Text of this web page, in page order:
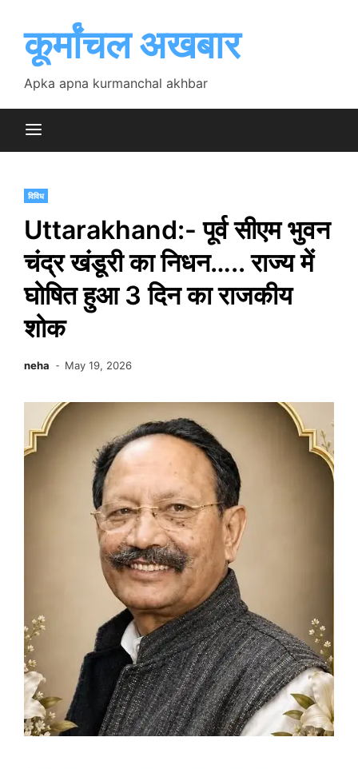
contentकूर्मांचल अखबार
Apka apna kurmanchal akhbar
विविध
Uttarakhand:- पूर्व सीएम भुवन
चंद्र खंडूरी का निधन….. राज्य में
घोषित हुआ 3 दिन का राजकीय
शोक
neha May 19, 2026